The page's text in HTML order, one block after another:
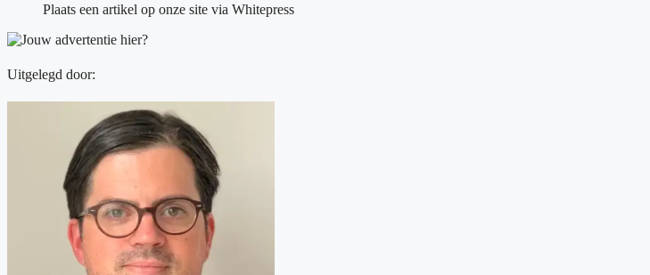
Plaats een artikel op onze site via Whitepress
Uitgelegd door: